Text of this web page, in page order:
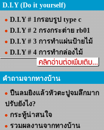
D.I.Y (Do it yourself)
D.I.Y # 1กรอบรูป type c
D.I.Y # 2 กรงกระต่าย rb01
D.I.Y # 3 การทำแผ่นป้ายไม้
D.I.Y # 4 การทำกล่องไม้
คำถามจากทางบ้าน
ปืนลมยิงแล้วหัวตะปูจมลึกมาก
ปรับยังไง?
กระทู้น่าสนใจ
รวมผลงานจากทางบ้าน